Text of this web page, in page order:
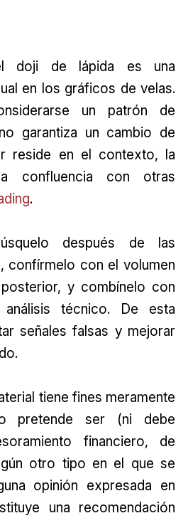
doji de lápida es una
en los gráficos de velas.
un patrón de
garantiza un cambio de
reside en el contexto, la
confluencia con otras
.
después de las
confírmelo con el volumen
y combínelo con
técnico. De esta
señales falsas y mejorar
tiene fines meramente
pretende ser (ni debe
financiero, de
otro tipo en el que se
opinión expresada en
una recomendación